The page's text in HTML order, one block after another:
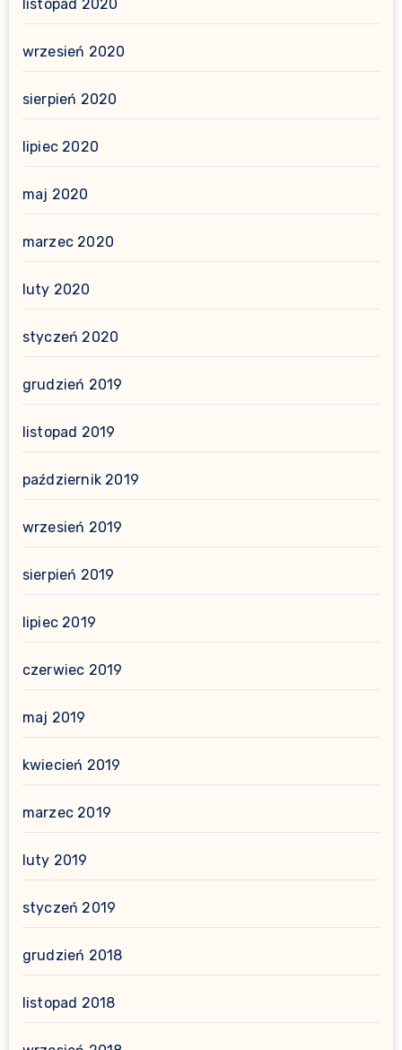
listopad 2020
wrzesień 2020
sierpień 2020
lipiec 2020
maj 2020
marzec 2020
luty 2020
styczeń 2020
grudzień 2019
listopad 2019
październik 2019
wrzesień 2019
sierpień 2019
lipiec 2019
czerwiec 2019
maj 2019
kwiecień 2019
marzec 2019
luty 2019
styczeń 2019
grudzień 2018
listopad 2018